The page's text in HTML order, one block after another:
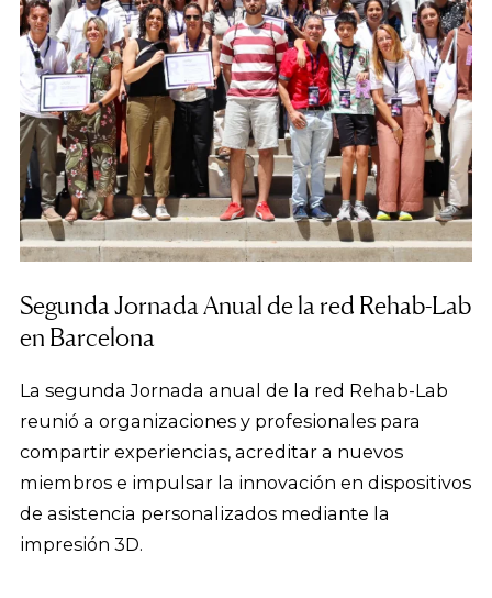
Segunda Jornada Anual de la red Rehab-Lab
en Barcelona
La segunda Jornada anual de la red Rehab-Lab
reunió a organizaciones y profesionales para
compartir experiencias, acreditar a nuevos
miembros e impulsar la innovación en dispositivos
de asistencia personalizados mediante la
impresión 3D.